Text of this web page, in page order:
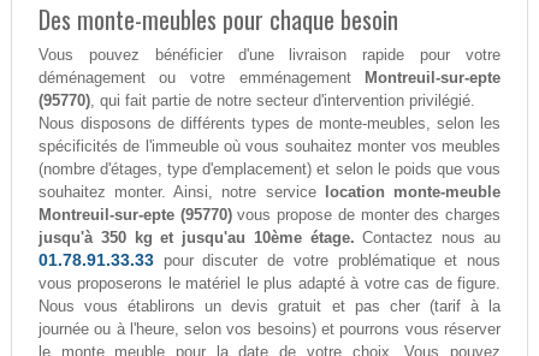
Des monte-meubles pour chaque besoin
Vous pouvez bénéficier d'une livraison rapide pour votre
déménagement ou votre emménagement
Montreuil-sur-epte
(95770), qui fait partie de notre secteur d'intervention privilégié.
Nous disposons de différents types de monte-meubles, selon les
spécificités de l'immeuble où vous souhaitez monter vos meubles
(nombre d'étages, type d'emplacement) et selon le poids que vous
souhaitez monter. Ainsi, notre service
location monte-meuble
Montreuil-sur-epte (95770)vous propose de monter des charges
jusqu'à 350 kg et jusqu'au 10ème étage. Contactez nous au
01.78.91.33.33pour discuter de votre problématique et nous
vous proposerons le matériel le plus adapté à votre cas de figure.
Nous vous établirons un devis gratuit et pas cher (tarif à la
journée ou à l'heure, selon vos besoins) et pourrons vous réserver
le monte meuble pour la date de votre choix. Vous pouvez